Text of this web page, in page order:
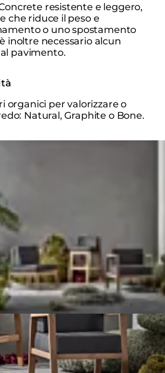
resistente e leggero,
che riduce il peso e
o uno spostamento
inoltre necessario alcun
pavimento.
organici per valorizzare o
Natural, Graphite o Bone.